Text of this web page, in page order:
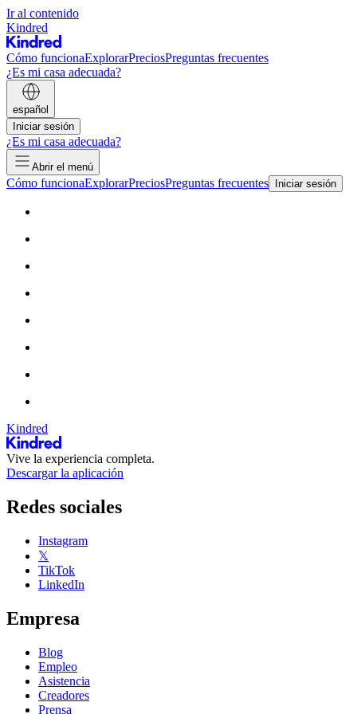
Ir al contenido
Kindred
Cómo funcionaExplorarPreciosPreguntas frecuentes
¿Es mi casa adecuada?
español
Iniciar sesión
¿Es mi casa adecuada?
Abrir el menú
Cómo funcionaExplorarPreciosPreguntas frecuentes Iniciar sesión
Kindred
Vive la experiencia completa.
Descargar la aplicación
Redes sociales
Instagram
𝕏
TikTok
LinkedIn
Empresa
Blog
Empleo
Asistencia
Creadores
Prensa